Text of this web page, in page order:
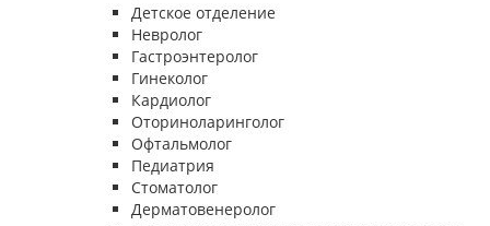
Детское отделение
Невролог
Гастроэнтеролог
Гинеколог
Кардиолог
Оториноларинголог
Офтальмолог
Педиатрия
Стоматолог
Дерматовенеролог